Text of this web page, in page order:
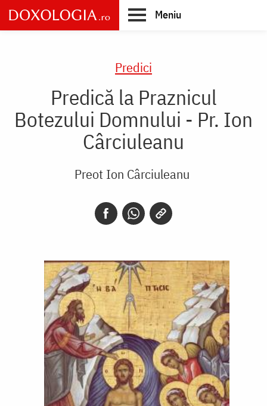
Skip
to
main
Meniu
Predici
Predică la Praznicul
Botezului Domnului - Pr. Ion
Cârciuleanu
Preot Ion Cârciuleanu